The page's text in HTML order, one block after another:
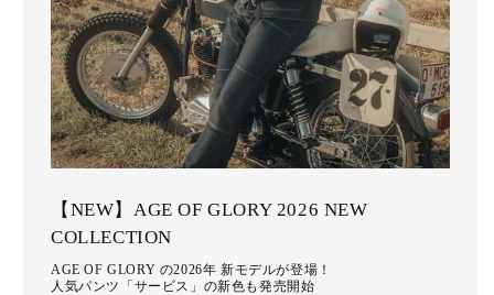
【NEW】AGE OF GLORY 2026 NEW
COLLECTION
AGE OF GLORY の2026年 新モデルが登場！
人気パンツ「サービス」の新色も発売開始